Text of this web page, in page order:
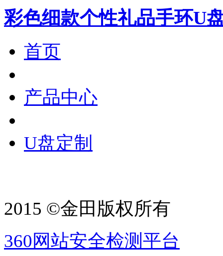
彩色细款个性礼品手环U
首页
产品中心
U盘定制
2015 ©金田版权所有
360网站安全检测平台